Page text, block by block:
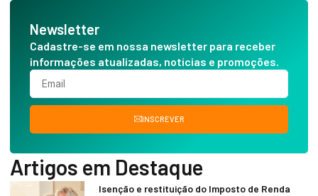
Newsletter
Cadastre-se em nossa newsletter para receber
informações atualizadas, notícias e promoções.
INSCREVER
Artigos em Destaque
Isenção e restituição do Imposto de Renda